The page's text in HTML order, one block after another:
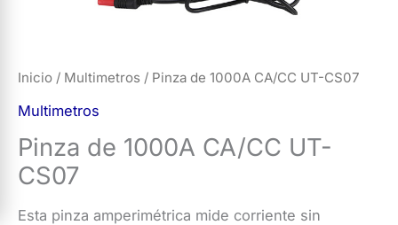
Inicio / Multimetros / Pinza de 1000A CA/CC UT-CS07
Multimetros
Pinza de 1000A CA/CC UT-
CS07
Esta pinza amperimétrica mide corriente sin